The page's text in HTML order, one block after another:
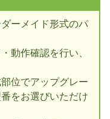
ーメイド形式のパ
動作確認を行い、
位でアップグレー
をお選びいただけ